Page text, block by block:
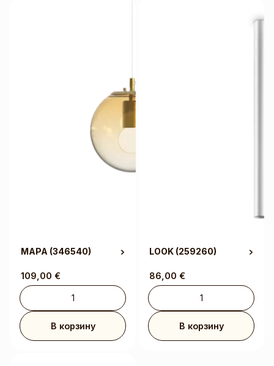
MAPA (346540)
109,00 €
В корзину
LOOK (259260)
86,00 €
В корзину